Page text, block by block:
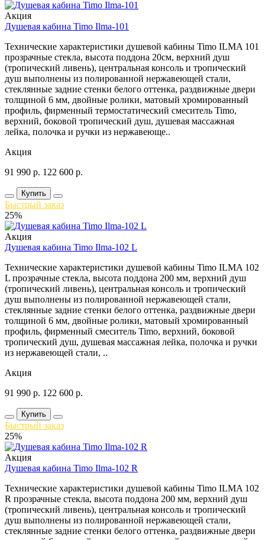
Акция
Душевая кабина Timo Ilma-101
Технические характеристики душевой кабины Timo ILMA 101
прозрачные стекла, высота поддона 20см, верхний душ
(тропический ливень), центральная консоль и тропический
душ выполнены из полированной нержавеющей стали,
стеклянные задние стенки белого оттенка, раздвижные двери
толщиной 6 мм, двойные ролики, матовый хромированный
профиль, фирменный термостатический смеситель Timo,
верхний, боковой тропический душ, душевая массажная
лейка, полочка и ручки из нержавеюще..
Акция
91 990 р. 122 600 р.
Купить
Быстрый заказ
25%
Акция
Душевая кабина Timo Ilma-102 L
Технические характеристики душевой кабины Timo ILMA 102
L прозрачные стекла, высота поддона 200 мм, верхний душ
(тропический ливень), центральная консоль и тропический
душ выполнены из полированной нержавеющей стали,
стеклянные задние стенки белого оттенка, раздвижные двери
толщиной 6 мм, двойные ролики, матовый хромированный
профиль, фирменный смеситель Timo, верхний, боковой
тропический душ, душевая массажная лейка, полочка и ручки
из нержавеющей стали, ..
Акция
91 990 р. 122 600 р.
Купить
Быстрый заказ
25%
Акция
Душевая кабина Timo Ilma-102 R
Технические характеристики душевой кабины Timo ILMA 102
R прозрачные стекла, высота поддона 200 мм, верхний душ
(тропический ливень), центральная консоль и тропический
душ выполнены из полированной нержавеющей стали,
стеклянные задние стенки белого оттенка, раздвижные двери